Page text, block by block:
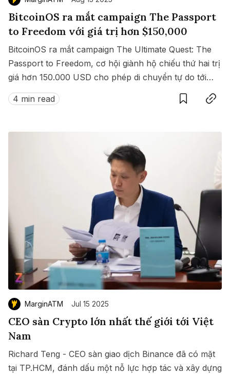
BitcoinOS ra mắt campaign The Passport
to Freedom với giá trị hơn $150,000
BitcoinOS ra mắt campaign The Ultimate Quest: The
Passport to Freedom, cơ hội giành hộ chiếu thứ hai trị
giá hơn 150.000 USD cho phép di chuyển tự do tới
hàng loạt quốc gia không cần visa.
4 min read
SaveCopy link
MarginATM Jul 15 2025
CEO sàn Crypto lớn nhất thế giới tới Việt
Nam
Richard Teng - CEO sàn giao dịch Binance đã có mặt
tại TP.HCM, đánh dấu một nỗ lực hợp tác và xây dựng